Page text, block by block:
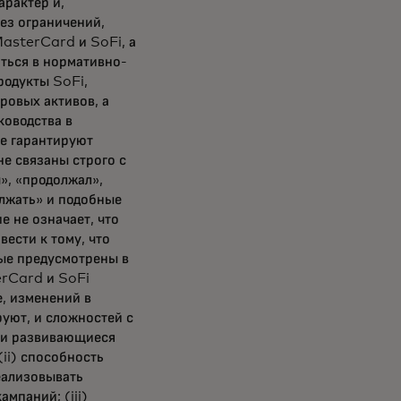
ограничений,
и SoFi, а
в нормативно-
SoFi,
активов, а
в
гарантируют
связаны строго с
«продолжал»,
и подобные
не означает, что
к тому, что
предусмотрены в
и SoFi
изменений в
и сложностей с
развивающиеся
способность
(iii)